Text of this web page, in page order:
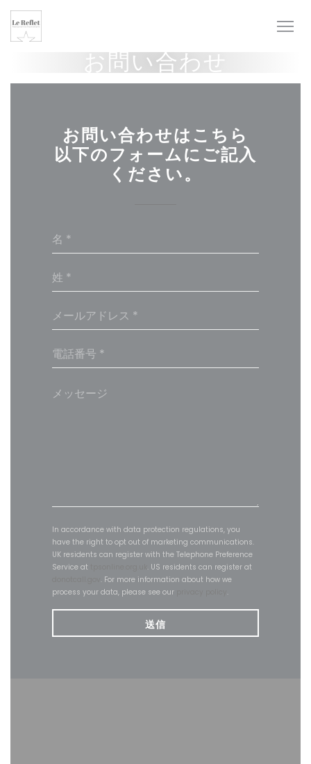
クッキー利用の管理について
お問い合わせ
お問い合わせはこちら
以下のフォームにご記入
ください。
In accordance with data protection regulations, you
have the right to opt out of marketing communications.
UK residents can register with the Telephone Preference
Service at
. US residents can register at
. For more information about how we
process your data, please see our
.